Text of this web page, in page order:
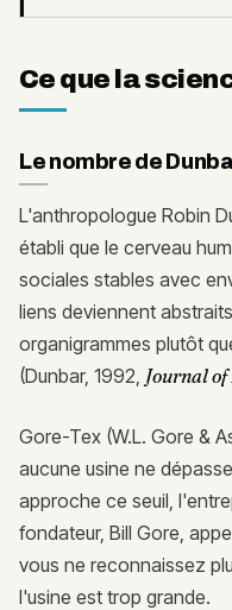
Ce que la
Le nombre de
L'anthropologue Robin
établi que le cerveau
sociales stables avec
liens deviennent
organigrammes plutôt
(Dunbar, 1992, Journal
Gore-Tex (W.L. Gore &
aucune usine ne
approche ce seuil,
fondateur, Bill Gore,
vous ne reconnaissez
l'usine est trop grande.